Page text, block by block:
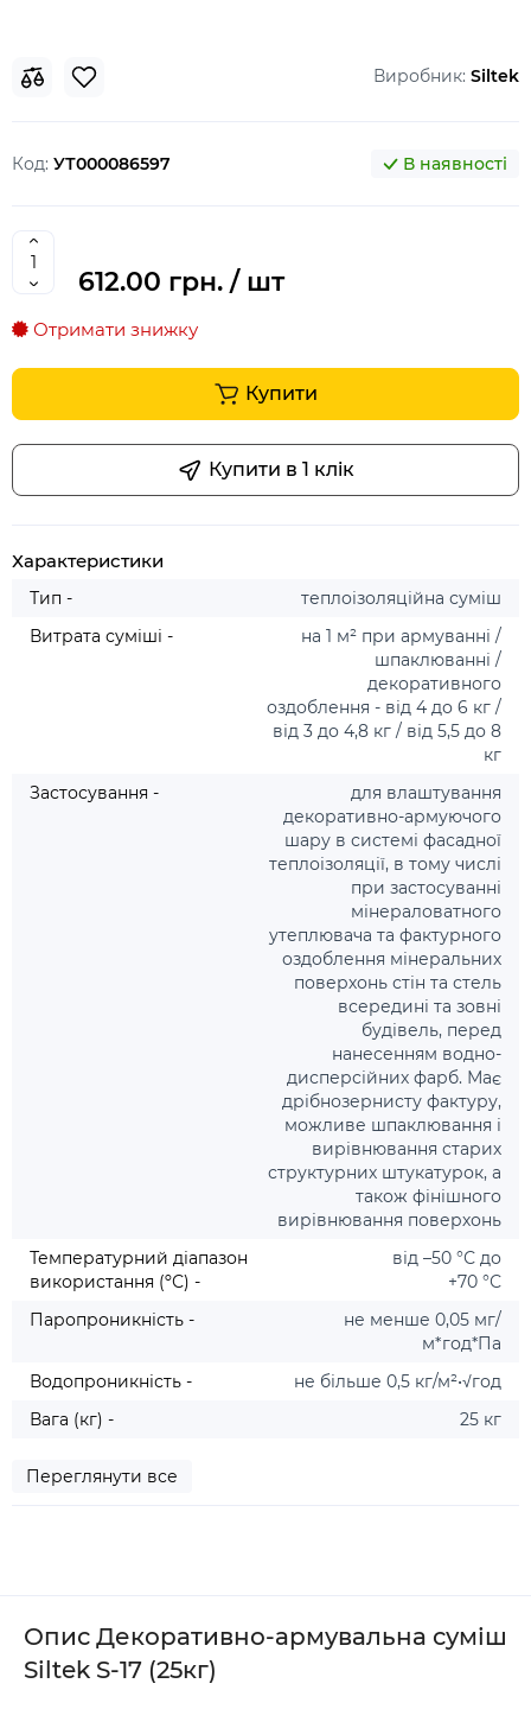
Виробник: Siltek
Код: УТ000086597 В наявності
612.00 грн. / шт
Отримати знижку
Купити
Купити в 1 клiк
Характеристики
Тип -
теплоізоляційна суміш
Витрата суміші -
на 1 м² при армуванні /
шпаклюванні /
декоративного
оздоблення - від 4 до 6 кг /
від 3 до 4,8 кг / від 5,5 до 8
кг
Застосування -
для влаштування
декоративно-армуючого
шару в системі фасадної
теплоізоляції, в тому числі
при застосуванні
мінераловатного
утеплювача та фактурного
оздоблення мінеральних
поверхонь стін та стель
всередині та зовні
будівель, перед
нанесенням водно-
дисперсійних фарб. Має
дрібнозернисту фактуру,
можливе шпаклювання і
вирівнювання старих
структурних штукатурок, а
також фінішного
вирівнювання поверхонь
Температурний діапазон
використання (ºС) -
від –50 °С до
+70 °С
Паропроникність -
не менше 0,05 мг/
м*год*Па
Водопроникність -
не більше 0,5 кг/м²•√год
Вага (кг) -
25 кг
Переглянути все
Опис Декоративно-армувальна суміш
Siltek S-17 (25кг)